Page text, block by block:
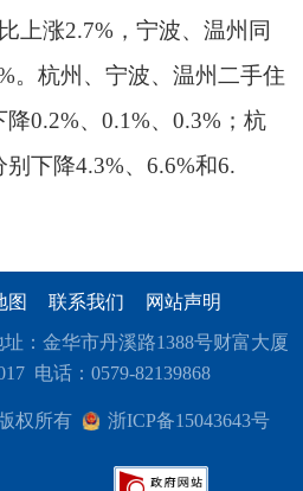
上涨2.7%，宁波、温州同
。 杭州 、宁波、 温州二手住
降0.2%、 0.1%、 0.3%； 杭
别下降4.3%、 6.6%和6.
图 联系我们 网站声明
：金华市丹溪路1388号财富大厦
电话：0579-82139868
权所有 浙ICP备15043643号